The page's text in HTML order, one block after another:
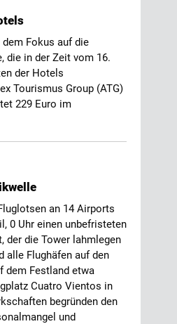
Fokus auf die
die in der Zeit vom 16.
der Hotels
Tourismus Group (ATG)
229 Euro im
an 14 Airports
0 Uhr einen unbefristeten
der die Tower lahmlegen
alle Flughäfen auf den
dem Festland etwa
Cuatro Vientos in
begründen den
und